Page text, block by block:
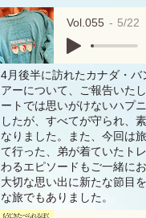
Vol.055 5/22
4月後半に訪れたカナダ・バ
アーについて、ご報告いた
ートでは思いがけないハプ
したが、すべてが守られ、
なりました。また、今回は
て行った、弟が着ていたト
わるエピソードもご一緒に
大切な思い出に新たな節目
な旅でもありました。